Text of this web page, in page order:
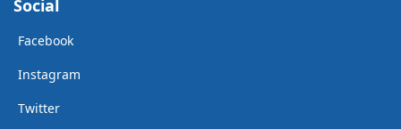
Social
Facebook
Instagram
Twitter